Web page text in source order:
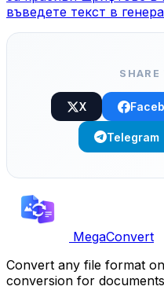
въведете текст в
X
Telegram
MegaConvert
Convert any file format
conversion for